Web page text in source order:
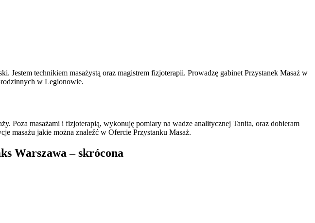
Jestem technikiem masażystą oraz magistrem fizjoterapii. Prowadzę gabinet Przystanek Masaż w
w Legionowie.
Poza masażami i fizjoterapią, wykonuję pomiary na wadze analitycznej Tanita, oraz dobieram
masażu jakie można znaleźć w Ofercie Przystanku Masaż.
Warszawa – skrócona